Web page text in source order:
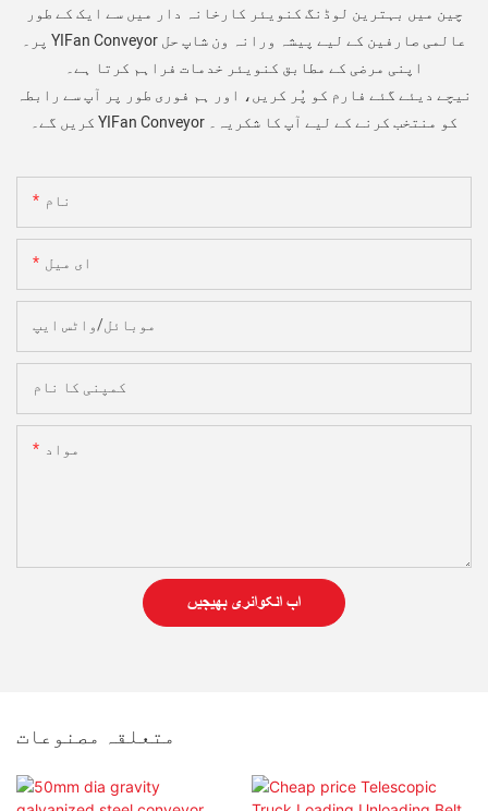
چین میں بہترین لوڈنگ کنویئر کارخانہ دار میں سے ایک کے طور
پر۔ YIFan Conveyor عالمی صارفین کے لیے پیشہ ورانہ ون شاپ حل
اپنی مرضی کے مطابق کنویئر خدمات فراہم کرتا ہے۔
نیچے دیئے گئے فارم کو پُر کریں، اور ہم فوری طور پر آپ سے رابطہ
کریں گے۔ YIFan Conveyor کو منتخب کرنے کے لیے آپ کا شکریہ۔
نام
ای میل
موبائل/واٹس ایپ
کمپنی کا نام
مواد
اب انکوائری بھیجیں
متعلقہ مصنوعات